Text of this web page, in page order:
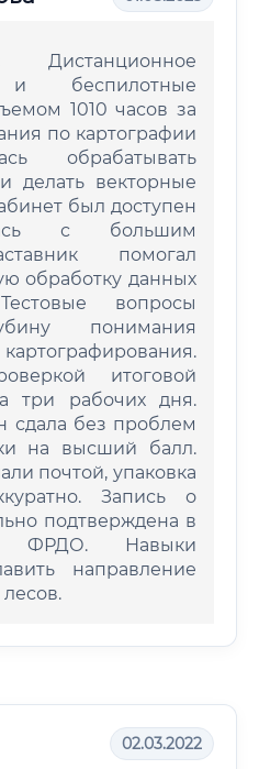
и беспилотные
1010 часов за
по картографии
обрабатывать
векторные
был доступен
с большим
помогал
обработку данных
вопросы
понимания
итоговой
три рабочих дня.
сдала без проблем
на высший балл.
почтой, упаковка
Запись о
подтверждена в
ФРДО. Навыки
направление
02.03.2022